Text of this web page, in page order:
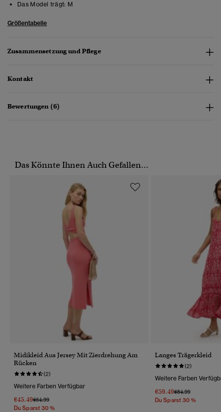
Das Model trägt: M
Größentabelle
Zusammensetzung und Pflege
Kontakt
Bewertungen (6)
Das Könnte Ihnen Auch Gefallen...
Midikleid Aus Jersey Mit Zierdrehung Am
Rücken
(2)
Weitere Farben Verfügbar
€45.49Preis Wurde Reduziert Von
€64.99Bis
Du Sparst 30 %
Langes Trägerkleid
(2)
Weitere Farben
€59.49Preis Wurde
€84.99Bis
Du Sparst 30 %